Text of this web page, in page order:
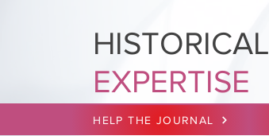
HISTORICAL
EXPERTISE
HELP THE JOURNAL